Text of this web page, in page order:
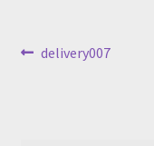
投前
delivery007